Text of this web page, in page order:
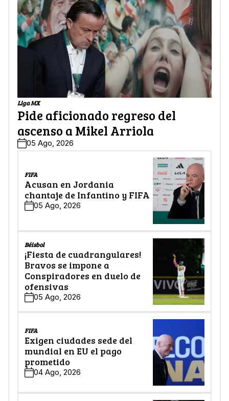
Liga MX
Pide aficionado regreso del
ascenso a Mikel Arriola
05 Ago, 2026
FIFA
Acusan en Jordania
chantaje de Infantino y FIFA
05 Ago, 2026
Béisbol
¡Fiesta de cuadrangulares!
Bravos se impone a
Conspiradores en duelo de
ofensivas
05 Ago, 2026
FIFA
Exigen ciudades sede del
mundial en EU el pago
prometido
04 Ago, 2026